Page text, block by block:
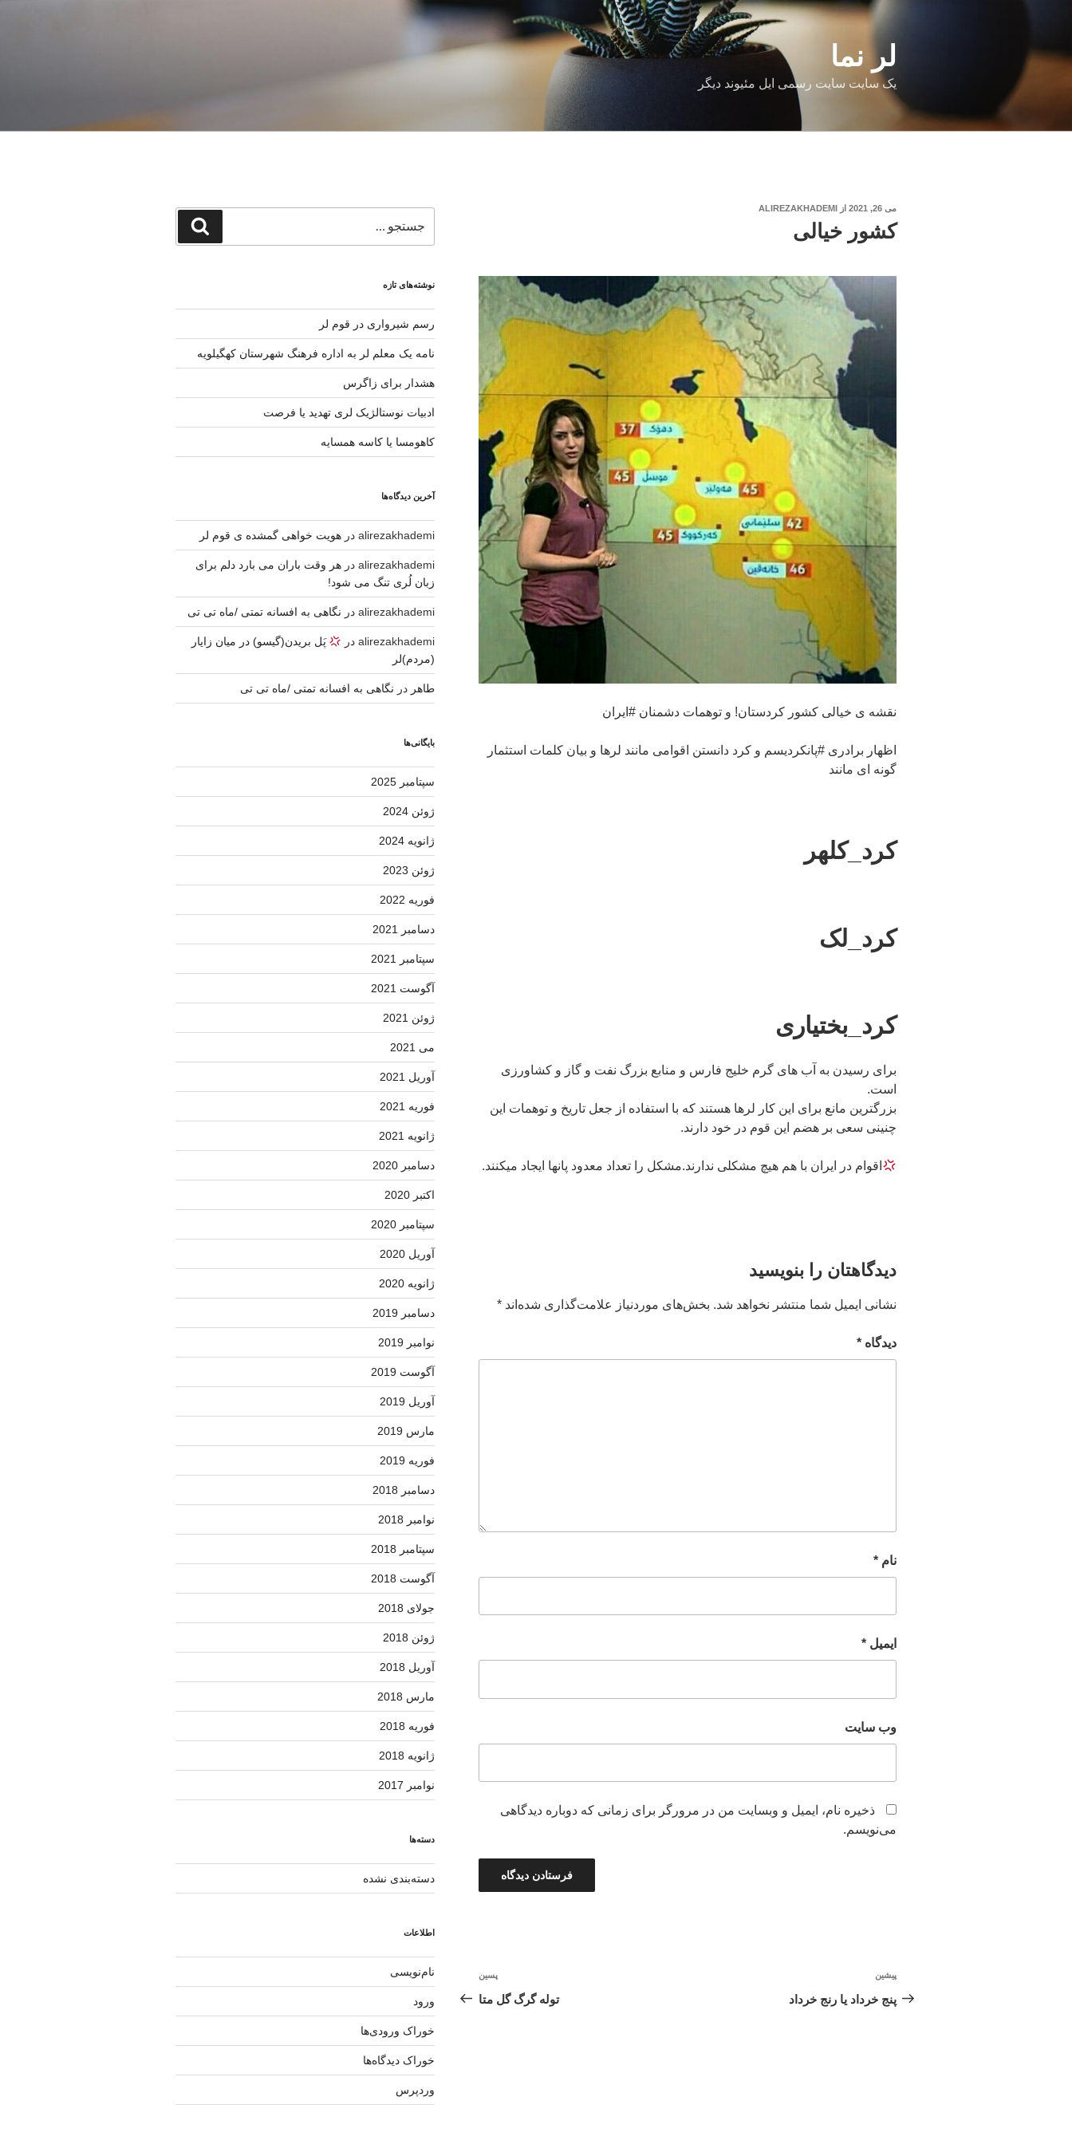
لر نما
یک سایت سایت رسمی ایل مئیوند دیگر
نوشته‌شده
در
می 26, 2021 از ALIREZAKHADEMI
کشور خیالی
نقشه ی خیالی کشور کردستان! و توهمات دشمنان #ایران
اظهار برادری #پانکردیسم و کرد دانستن اقوامی مانند لرها و بیان کلمات استثمار
گونه ای مانند
کرد_کلهر
کرد_لک
کرد_بختیاری
برای رسیدن به آب های گرم خلیج فارس و منابع بزرگ نفت و گاز و کشاورزی
است.
بزرگترین مانع برای این کار لرها هستند که با استفاده از جعل تاریخ و توهمات این
چنینی سعی بر هضم این قوم در خود دارند.
اقوام در ایران با هم هیچ مشکلی ندارند.مشکل را تعداد معدود پانها ایجاد میکنند.
دیدگاهتان را بنویسید
نشانی ایمیل شما منتشر نخواهد شد. بخش‌های موردنیاز علامت‌گذاری شده‌اند *
دیدگاه *
نام *
ایمیل *
وب‌ سایت
ذخیره نام، ایمیل و وبسایت من در مرورگر برای زمانی که دوباره دیدگاهی
می‌نویسم.
راهبری
نوشته
نوشته
قبلی
پیشین
پنج خرداد یا رنج خرداد
نوشته‌ٔ
بعدی
پسین
توله گرگ گل متا
برای
جستجو
نوشته‌های تازه
رسم شیرواری در قوم لر
نامه یک معلم لر به اداره فرهنگ شهرستان کهگیلویه
هشدار برای زاگرس
ادبیات نوستالژیک لری تهدید یا فرصت
کاهومسا یا کاسه همسایه
آخرین دیدگاه‌ها
alirezakhademiدر هویت خواهی گمشده ی قوم لر
alirezakhademiدر هر وقت باران می بارد دلم برای
زبان لُری تنگ می شود!
alirezakhademiدر نگاهی به افسانه تمتی /ماه تی تی
alirezakhademiدر
پَل بریدن(گیسو) در میان زایار
(مردم)لر
طاهر در نگاهی به افسانه تمتی /ماه تی تی
بایگانی‌ها
سپتامبر 2025
ژوئن 2024
ژانویه 2024
ژوئن 2023
فوریه 2022
دسامبر 2021
سپتامبر 2021
آگوست 2021
ژوئن 2021
می 2021
آوریل 2021
فوریه 2021
ژانویه 2021
دسامبر 2020
اکتبر 2020
سپتامبر 2020
آوریل 2020
ژانویه 2020
دسامبر 2019
نوامبر 2019
آگوست 2019
آوریل 2019
مارس 2019
فوریه 2019
دسامبر 2018
نوامبر 2018
سپتامبر 2018
آگوست 2018
جولای 2018
ژوئن 2018
آوریل 2018
مارس 2018
فوریه 2018
ژانویه 2018
نوامبر 2017
دسته‌ها
دسته‌بندی نشده
اطلاعات
نام‌نویسی
ورود
خوراک ورودی‌ها
خوراک دیدگاه‌ها
وردپرس